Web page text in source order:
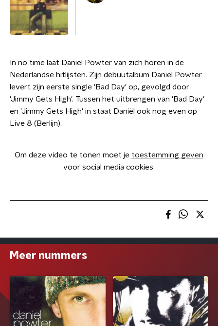
In no time laat Daniël Powter van zich horen in de
Nederlandse hitlijsten. Zijn debuutalbum Daniel Powter
levert zijn eerste single 'Bad Day' op, gevolgd door
'Jimmy Gets High'. Tussen het uitbrengen van 'Bad Day'
en 'Jimmy Gets High' in staat Daniël ook nog even op
Live 8 (Berlijn).
Om deze video te tonen moet je toestemming geven
voor social media cookies.
Meer nummers